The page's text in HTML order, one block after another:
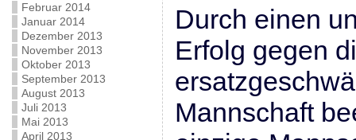
Februar 2014
Januar 2014
Dezember 2013
November 2013
Oktober 2013
September 2013
August 2013
Juli 2013
Mai 2013
April 2013
Durch einen
Erfolg gegen
Mannschaft